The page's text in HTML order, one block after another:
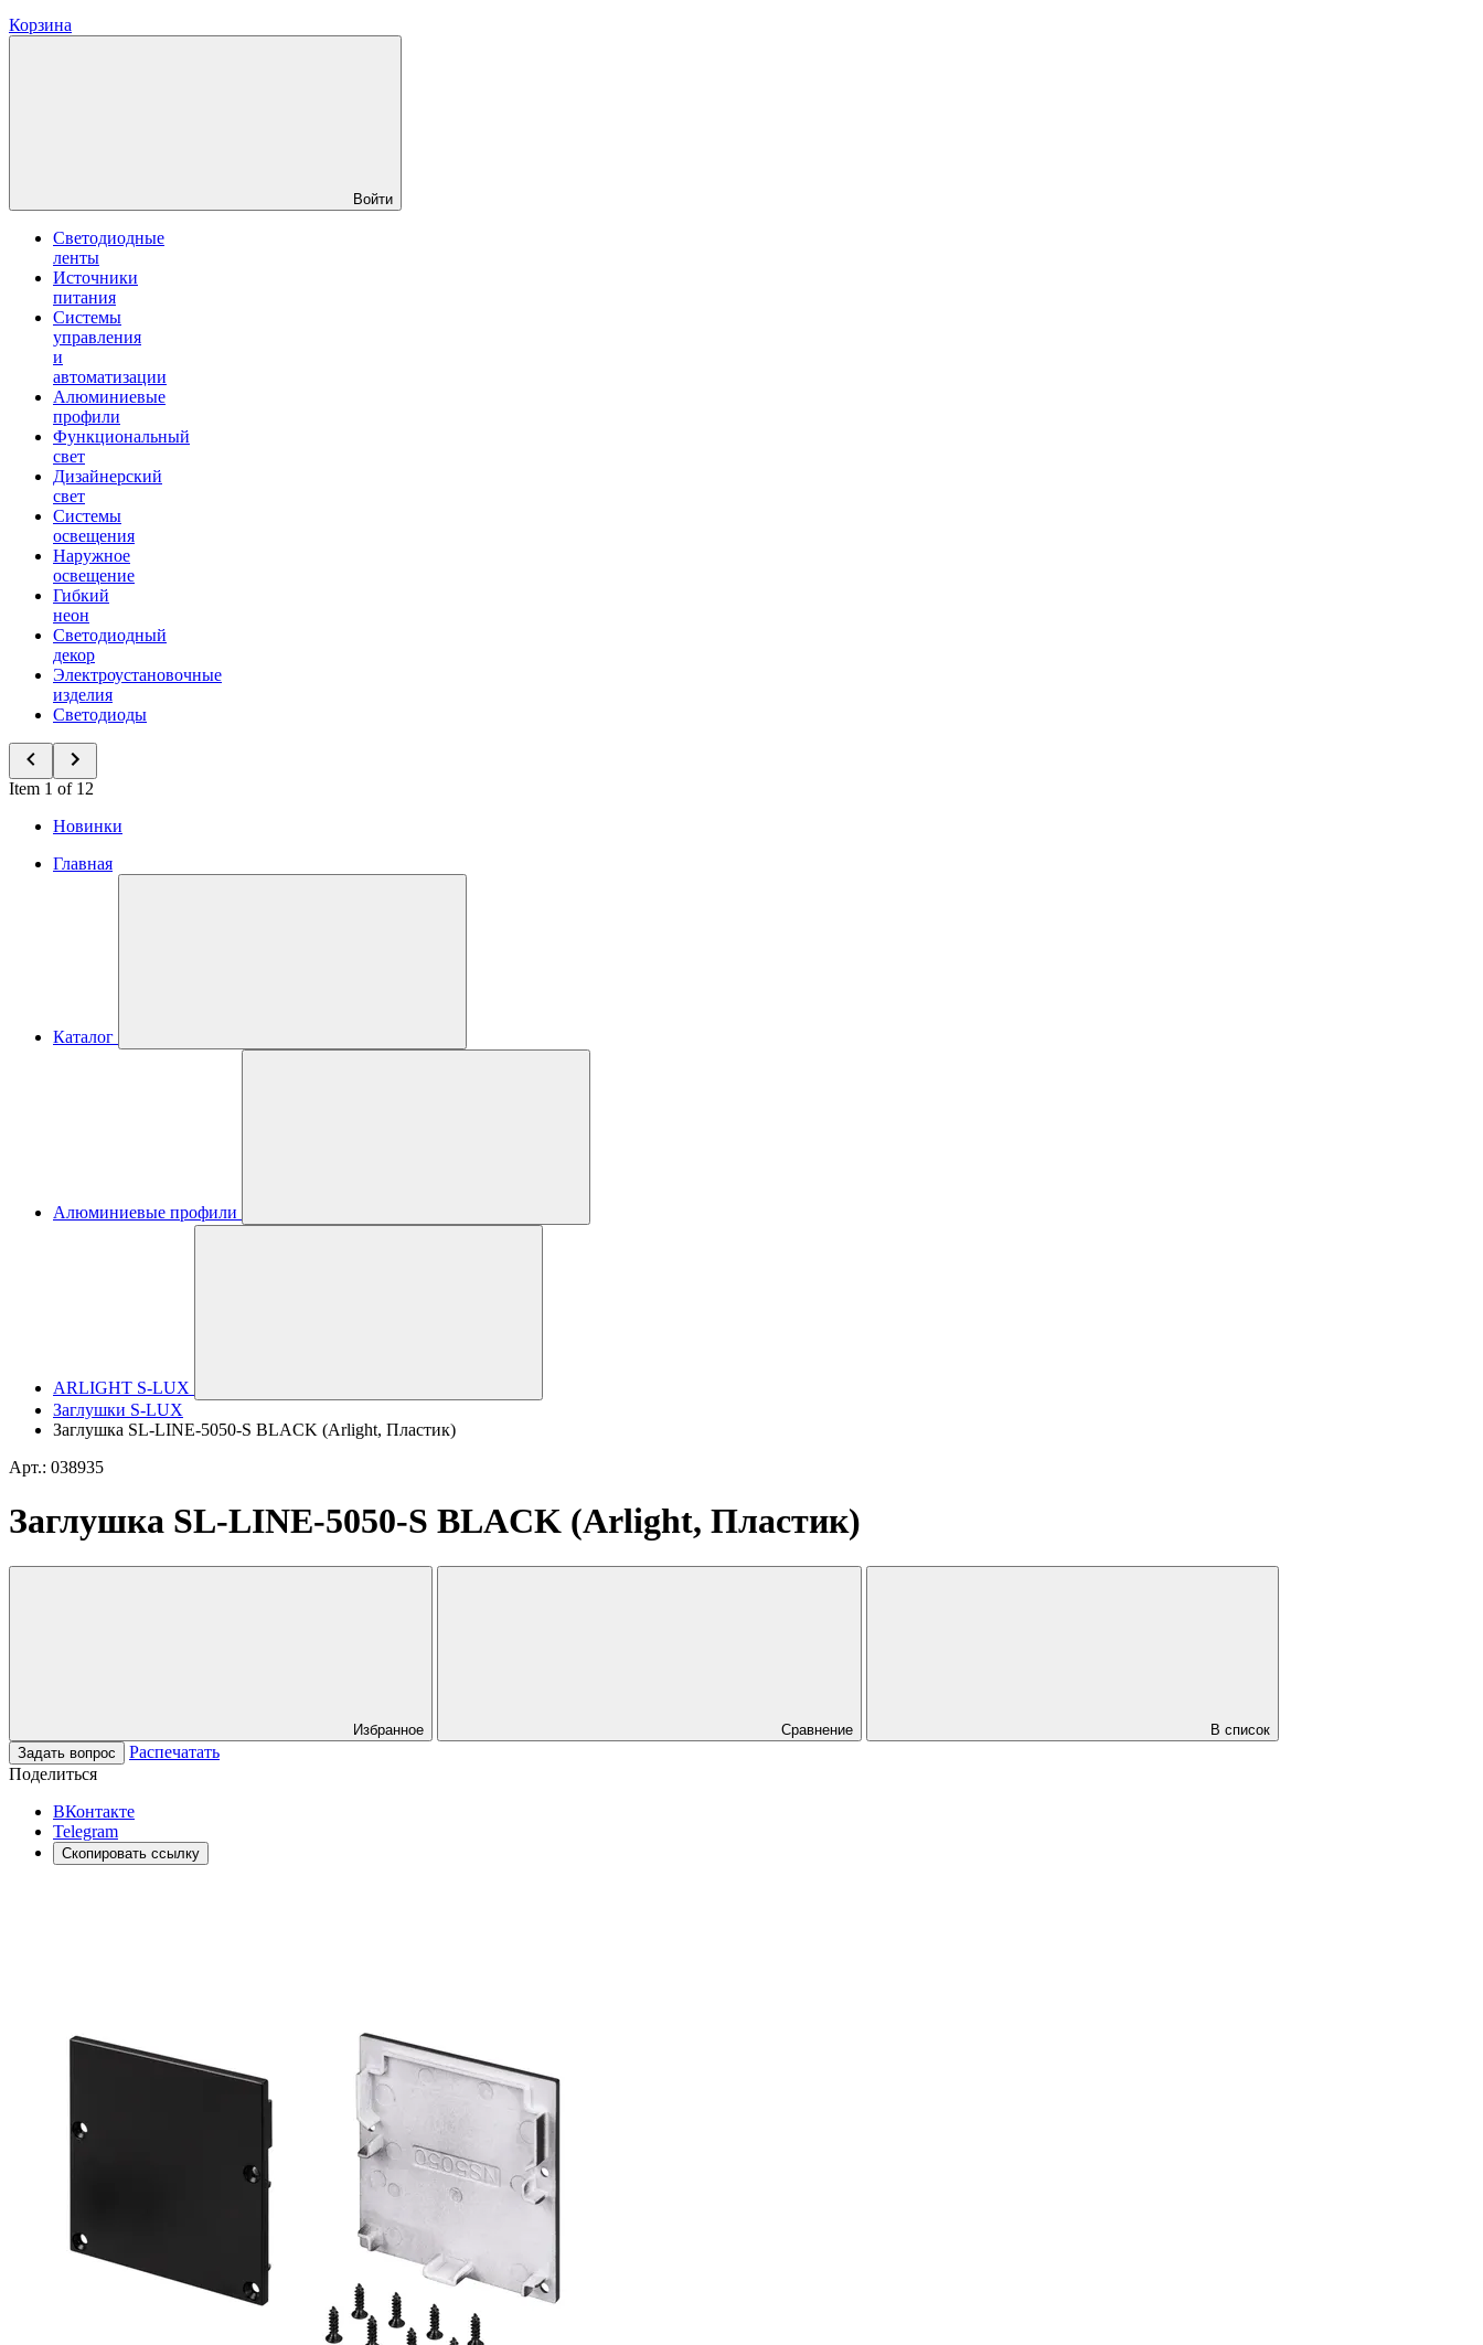
Корзина
Войти
Светодиодные
ленты
Источники
питания
Системы
управления
и
автоматизации
Алюминиевые
профили
Функциональный
свет
Дизайнерский
свет
Системы
освещения
Наружное
освещение
Гибкий
неон
Светодиодный
декор
Электроустановочные
изделия
Светодиоды
Item 1 of 12
Новинки
Главная
Каталог
Алюминиевые профили
ARLIGHT S-LUX
Заглушки S-LUX
Заглушка SL-LINE-5050-S BLACK (Arlight, Пластик)
Арт.: 038935
Заглушка SL-LINE-5050-S BLACK (Arlight, Пластик)
Избранное Сравнение
В список
Задать вопрос
Распечатать
Поделиться
ВКонтакте
Telegram
Скопировать ссылку